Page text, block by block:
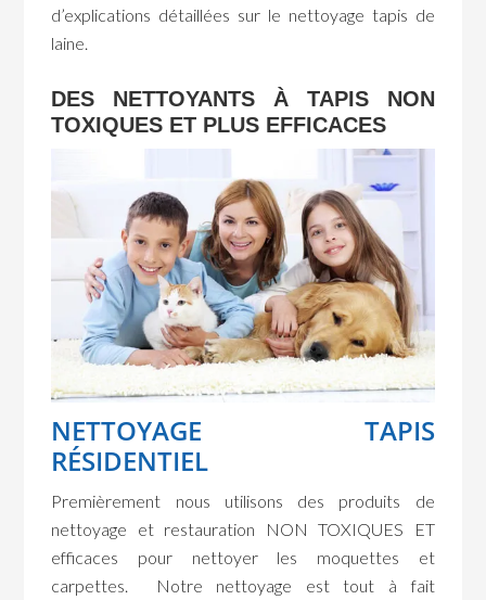
d’explications détaillées sur le nettoyage tapis de
laine.
DES NETTOYANTS À TAPIS NON
TOXIQUES ET PLUS EFFICACES
NETTOYAGE TAPIS
RÉSIDENTIEL
Premièrement nous utilisons des produits de
nettoyage et restauration NON TOXIQUES ET
efficaces pour nettoyer les moquettes et
carpettes. Notre nettoyage est tout à fait